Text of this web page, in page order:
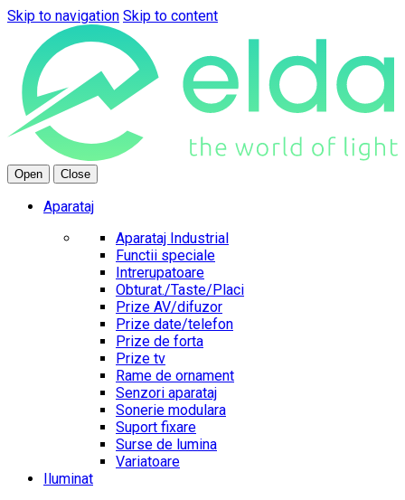
Skip to navigation Skip to content
Open Close
Aparataj
Aparataj Industrial
Functii speciale
Intrerupatoare
Obturat./Taste/Placi
Prize AV/difuzor
Prize date/telefon
Prize de forta
Prize tv
Rame de ornament
Senzori aparataj
Sonerie modulara
Suport fixare
Surse de lumina
Variatoare
Iluminat